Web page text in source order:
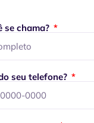
se chama?
seu telefone?